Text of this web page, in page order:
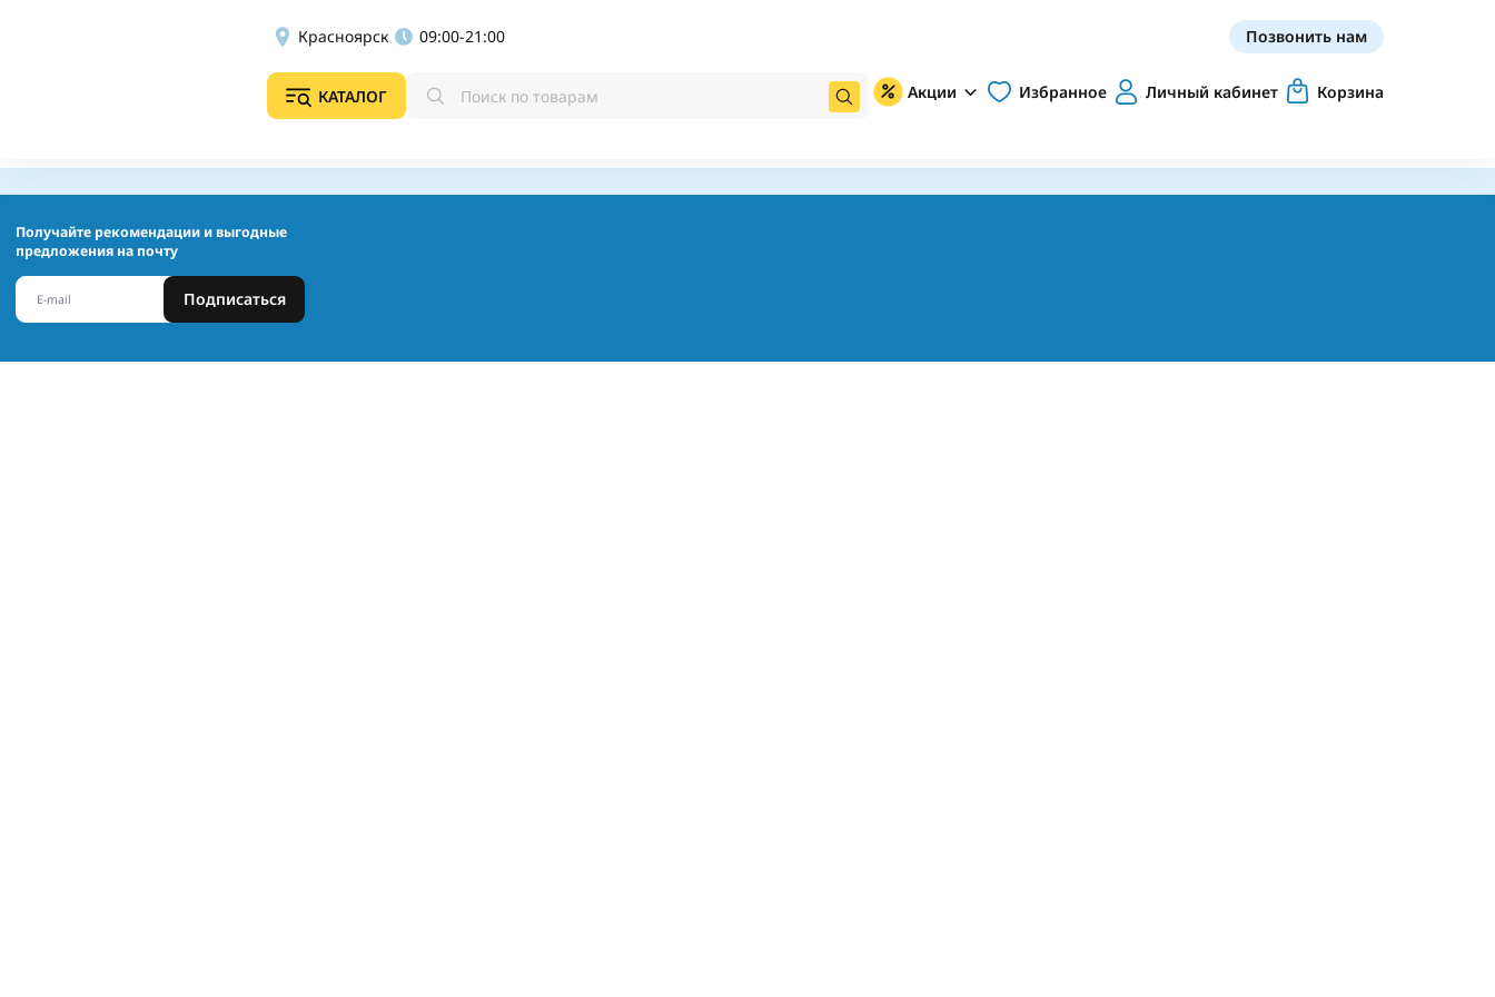
Красноярск 09:00-21:00 Позвонить нам
КАТАЛОГ Акции Избранное Личный кабинет Корзина
Получайте рекомендации и выгодные
предложения на почту
Подписаться